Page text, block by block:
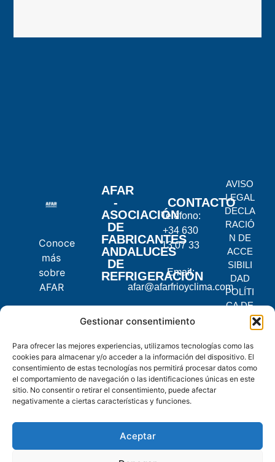
Gestionar consentimiento
Para ofrecer las mejores experiencias, utilizamos tecnologías como las
cookies para almacenar y/o acceder a la información del dispositivo. El
consentimiento de estas tecnologías nos permitirá procesar datos como
el comportamiento de navegación o las identificaciones únicas en este
sitio. No consentir o retirar el consentimiento, puede afectar
negativamente a ciertas características y funciones.
Aceptar
Conoce
más
sobre
AFAR
AFAR
-
ASOCIACIÓN
DE
FABRICANTES
ANDALUCES
DE
REFRIGERACIÓN
CONTACTO
Teléfono:
+34 630
13 07 33
Email:
afar@afarfrioyclima.com
Pontevedra,
2, 14900
Lucena,
Córdoba
AVISO
LEGAL
DECLA
RACIÓ
N DE
ACCE
SIBILI
DAD
POLÍTI
CA DE
PRIVA
CIDAD
POLÍTI
CA DE
COOKI
los